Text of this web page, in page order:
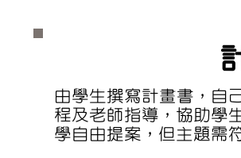
由學生撰寫計畫書，自
程及老師指導，協助學
學自由提案，但主題需